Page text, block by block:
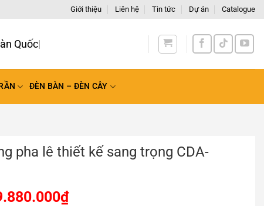
Giới thiệu Liên hệ Tin tức Dự án Catalogue
Quốc
ĐÈN BÀN – ĐÈN CÂY
pha lê thiết kế sang trọng CDA-
₫